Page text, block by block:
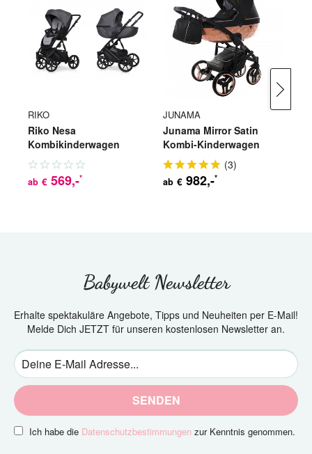
RIKO
Riko Nesa
Kombikinderwagen
ab € 569,-*
JUNAMA
Junama Mirror Satin
Kombi-Kinderwagen
(3)
ab € 982,-*
Babywelt Newsletter
Erhalte spektakuläre Angebote, Tipps und Neuheiten per E-Mail!
Melde Dich JETZT für unseren kostenlosen Newsletter an.
SENDEN
Ich habe die Datenschutzbestimmungen zur Kenntnis genommen.